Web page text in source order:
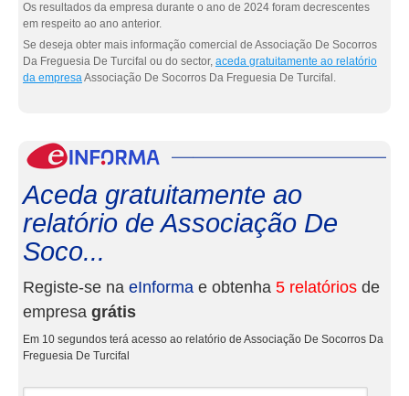
Os resultados da empresa durante o ano de 2024 foram decrescentes
em respeito ao ano anterior.
Se deseja obter mais informação comercial de Associação De Socorros
Da Freguesia De Turcifal ou do sector, aceda gratuitamente ao relatório
da empresaAssociação De Socorros Da Freguesia De Turcifal.
Aceda gratuitamente ao
relatório de Associação De
Soco...
Registe-se na eInforma e obtenha 5 relatórios de
empresa grátis
Em 10 segundos terá acesso ao relatório de Associação De Socorros Da
Freguesia De Turcifal